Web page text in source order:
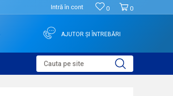
0
0
Intră în cont
AJUTOR ȘI ÎNTREBĂRI
Cauta pe site